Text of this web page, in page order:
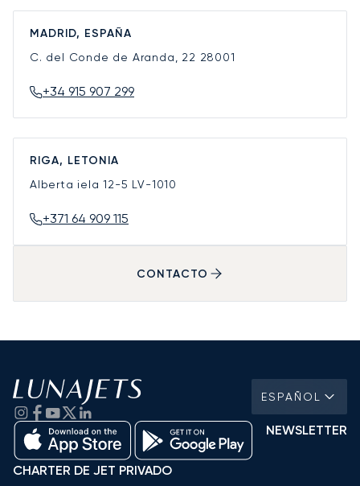
MADRID, ESPAÑA
C. del Conde de Aranda, 22 28001
+34 915 907 299
RIGA, LETONIA
Alberta iela 12-5 LV-1010
+371 64 909 115
CONTACTO
ESPAÑOL
NEWSLETTER
CHARTER DE JET PRIVADO